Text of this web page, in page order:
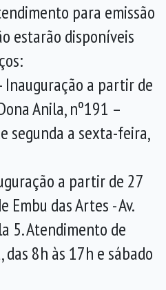
para emissão
estarão disponíveis
Inauguração a partir de
Anila, nº191 –
segunda a sexta-feira,
a partir de 27
Embu das Artes - Av.
5. Atendimento de
8h às 17h e sábado